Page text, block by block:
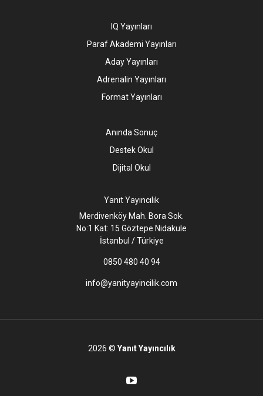
IQ Yayınları
Paraf Akademi Yayınları
Aday Yayınları
Adrenalin Yayınları
Format Yayınları
Anında Sonuç
Destek Okul
Dijital Okul
Yanıt Yayıncılık
Merdivenköy Mah. Bora Sok.
No:1 Kat: 15 Göztepe Nidakule
İstanbul / Türkiye
0850 480 40 94
info@yanityayincilik.com
2026 © Yanıt Yayıncılık